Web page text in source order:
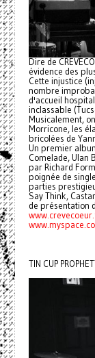
Dire de
évidence des
Cette injustice
nombre
d'accueil
inclassable
Musicalement,
Morricone, les
bricolées de
Un premier
Comelade, Ulan
par Richard
poignée de
parties
Say Think,
de présentation
TIN CUP